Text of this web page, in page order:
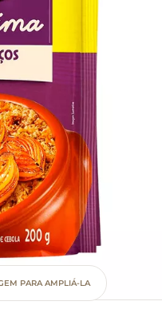
PARA AMPLIÁ-LA